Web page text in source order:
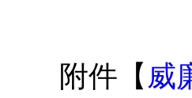
附件【 威